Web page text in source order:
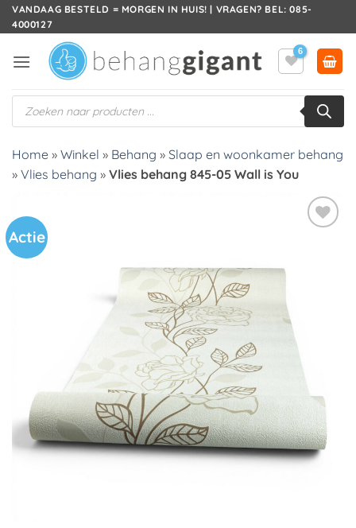
Ga
naar
VANDAAG BESTELD = MORGEN IN HUIS! | VRAGEN? BEL: 085-
4000127
Producten
zoeken
Home » Winkel » Behang » Slaap en woonkamer behang
» Vlies behang » Vlies behang 845-05 Wall is You
Actie
verlanglijst